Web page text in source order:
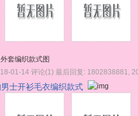
套编织款式图
01-14 评论(1) 最后回复: 1802838881
士开衫毛衣编织款式